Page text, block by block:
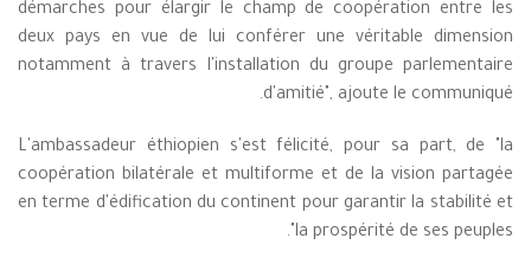
démarches pour élargir le champ de coopération entre les
deux pays en vue de lui conférer une véritable dimension
notamment à travers l'installation du groupe parlementaire
d'amitié", ajoute le communiqué.
L'ambassadeur éthiopien s'est félicité, pour sa part, de "la
coopération bilatérale et multiforme et de la vision partagée
en terme d'édification du continent pour garantir la stabilité et
la prospérité de ses peuples".